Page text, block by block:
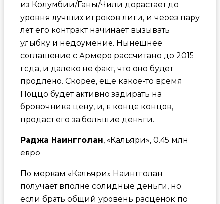
из Колумбии/Ганы/Чили дорастает до
уровня лучших игроков лиги, и через пару
лет его контракт начинает вызывать
улыбку и недоумение. Нынешнее
соглашение с Армеро рассчитано до 2015
года, и далеко не факт, что оно будет
продлено. Скорее, еще какое-то время
Поццо будет активно задирать на
бровочника цену, и, в конце концов,
продаст его за большие деньги.
Раджа Наингголан, «Кальяри», 0.45 млн
евро
По меркам «Кальяри» Наингголан
получает вполне солидные деньги, но
если брать общий уровень расценок по